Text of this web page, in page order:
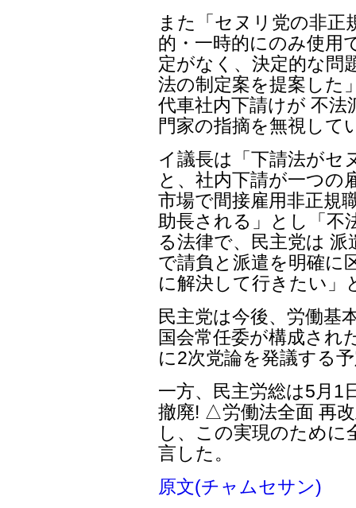
また「セヌリ党の非正
的・一時的にのみ使用
定がなく、決定的な問
法の制定案を提案した
代車社内下請けが 不
門家の指摘を無視して
イ議長は「下請法がセ
と、社内下請が一つの
市場で間接雇用非正規
助長される」とし「不
る法律で、民主党は
で請負と派遣を明確に
に解決して行きたい」
民主党は今後、労働基
国会常任委が構成され
に2次党論を発議する
一方、民主労総は5月
撤廃! △労働法全面 再
し、この実現のため
言した。
原文(チャムセサン)